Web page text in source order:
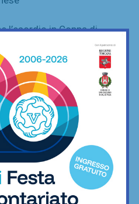
l’esordio in Coppa di
per il Barberino Tavarnelle:
di Sacconi vince 1-0
piazza un gran colpo in
Federico Russo, “la
torta”
di Indiani conquista la
sarà sfida al Siracusa
domenica per il sogno